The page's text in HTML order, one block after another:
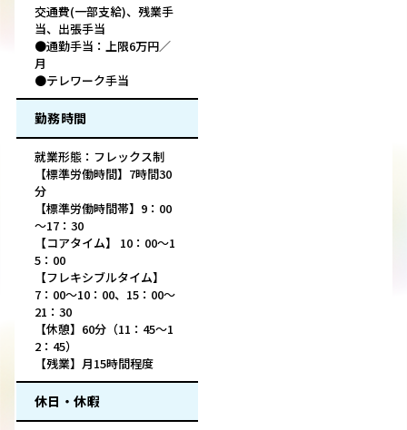
交通費(一部支給)、残業手
当、出張手当
●通勤手当：上限6万円／
月
●テレワーク手当
勤務時間
就業形態：フレックス制
【標準労働時間】7時間30
分
【標準労働時間帯】9：00
～17：30
【コアタイム】 10：00～1
5：00
【フレキシブルタイム】
7：00～10：00、15：00～
21：30
【休憩】60分（11：45～1
2：45）
【残業】月15時間程度
休日・休暇